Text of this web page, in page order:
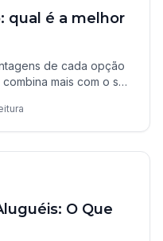
qual é a melhor
de cada opção
mais com o seu
O Que